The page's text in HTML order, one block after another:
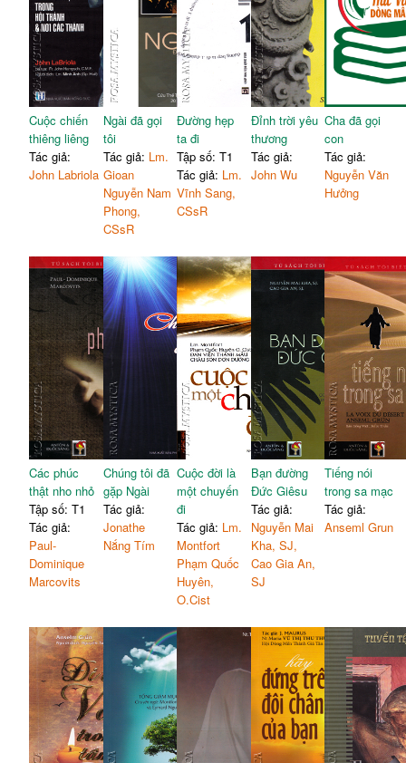
Cuộc chiến
thiêng liêng
Tác giả:
John Labriola
Ngài đã gọi
tôi
Tác giả: Lm.
Gioan
Nguyễn Nam
Phong,
CSsR
Đường hẹp
ta đi
Tập số: T1
Tác giả: Lm.
Vĩnh Sang,
CSsR
Đỉnh trời yêu
thương
Tác giả:
John Wu
Cha đã gọi
con
Tác giả:
Nguyễn Văn
Hưởng
Các phúc
thật nho nhỏ
Tập số: T1
Tác giả:
Paul-
Dominique
Marcovits
Chúng tôi đã
gặp Ngài
Tác giả:
Jonathe
Nắng Tím
Cuộc đời là
một chuyến
đi
Tác giả: Lm.
Montfort
Phạm Quốc
Huyên,
O.Cist
Bạn đường
Đức Giêsu
Tác giả:
Nguyễn Mai
Kha, SJ,
Cao Gia An,
SJ
Tiếng nói
trong sa mạc
Tác giả:
Anseml Grun